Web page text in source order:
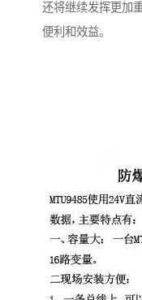
还将继续发挥更加
便利和效益。